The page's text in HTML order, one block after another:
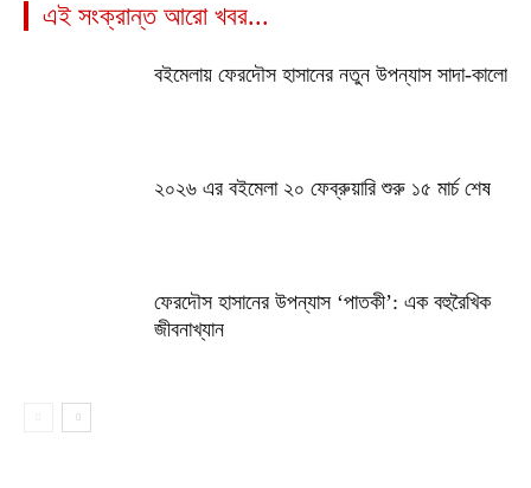
এই সংক্রান্ত আরো খবর...
বইমেলায় ফেরদৌস হাসানের নতুন উপন্যাস সাদা-কালো
২০২৬ এর বইমেলা ২০ ফেব্রুয়ারি শুরু ১৫ মার্চ শেষ
ফেরদৌস হাসানের উপন্যাস ‘পাতকী’: এক বহুরৈখিক
জীবনাখ্যান